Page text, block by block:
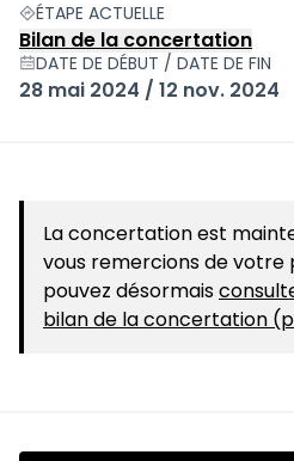
ÉTAPE ACTUELLE
Bilan de la concertation
DATE DE DÉBUT / DATE DE FIN
28 mai 2024 / 12 nov. 2024
La concertation est
vous remercions de votre
pouvez désormais
bilan de la concertation